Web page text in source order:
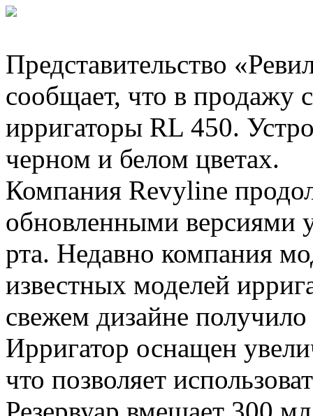
Представительство
сообщает, что в продажу
ирригаторы RL 450.
черном и белом цветах.
Компания Revyline
обновленными версиями
рта. Недавно компания
известных моделей
свежем дизайне
Ирригатор оснащен
что позволяет